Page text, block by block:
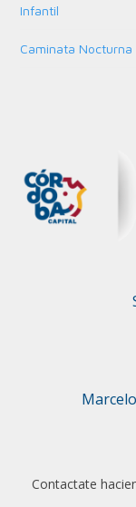
Infantil
Caminata
Contactate